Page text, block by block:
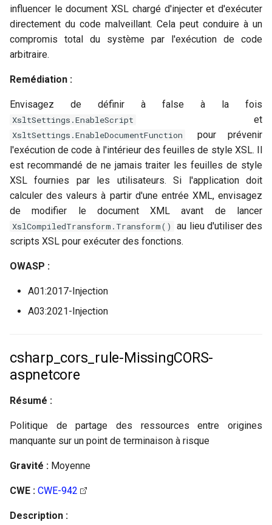
influencer le document XSL chargé d'injecter et d'exécuter
directement du code malveillant. Cela peut conduire à un
compromis total du système par l'exécution de code
arbitraire.
Remédiation :
Envisagez de définir à false à la fois
XsltSettings.EnableScript et
XsltSettings.EnableDocumentFunction
pour prévenir
l'exécution de code à l'intérieur des feuilles de style XSL. Il
est recommandé de ne jamais traiter les feuilles de style
XSL fournies par les utilisateurs. Si l'application doit
calculer des valeurs à partir d'une entrée XML, envisagez
de modifier le document XML avant de lancer
XslCompiledTransform.Transform()
au lieu d'utiliser des
scripts XSL pour exécuter des fonctions.
OWASP :
A01:2017-Injection
A03:2021-Injection
csharp_cors_rule-MissingCORS-
aspnetcore
Résumé :
Politique de partage des ressources entre origines
manquante sur un point de terminaison à risque
Gravité : Moyenne
CWE : CWE-942
Description :